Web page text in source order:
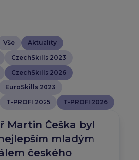
Vše
Aktuality
CzechSkills 2023
CzechSkills 2026
EuroSkills 2023
T-PROFI 2025 T-PROFI 2026
Martin Češka byl
mladým
českého